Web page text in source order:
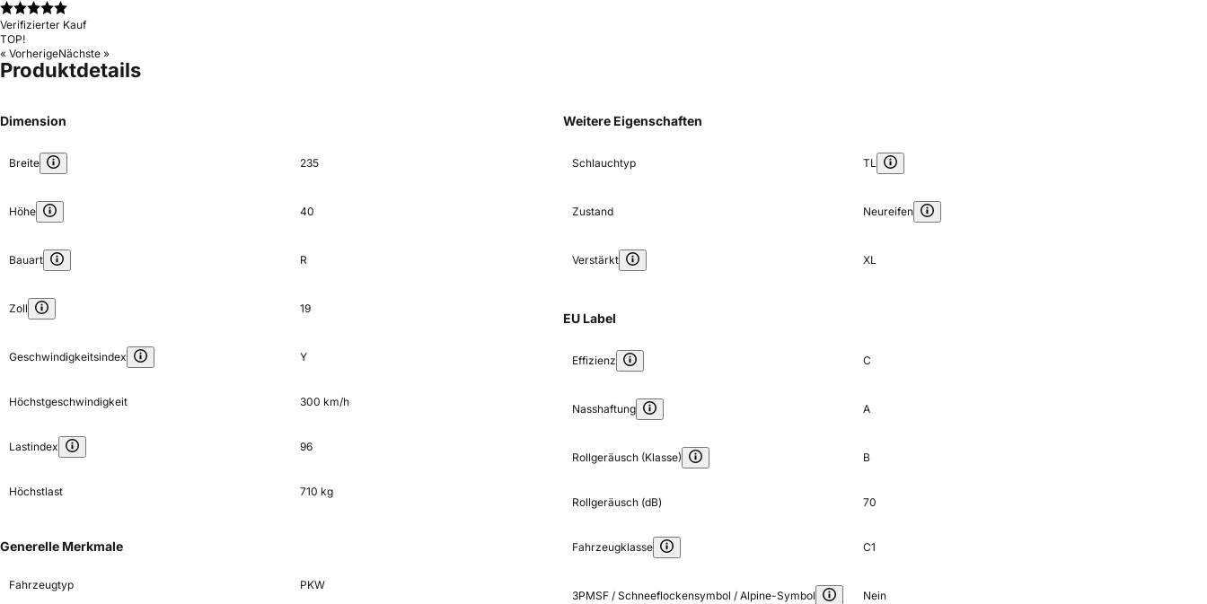
Verifizierter Kauf
TOP!
« VorherigeNächste »
Produktdetails
Dimension
Breite 235
Höhe 40
Bauart R
Zoll 19
Geschwindigkeitsindex Y
Höchstgeschwindigkeit 300 km/h
Lastindex 96
Höchstlast 710 kg
Generelle Merkmale
Fahrzeugtyp PKW
Weitere Eigenschaften
Schlauchtyp TL
Zustand Neureifen
Verstärkt XL
EU Label
Effizienz C
Nasshaftung A
Rollgeräusch (Klasse) B
Rollgeräusch (dB) 70
Fahrzeugklasse C1
3PMSF / Schneeflockensymbol / Alpine-Symbol Nein